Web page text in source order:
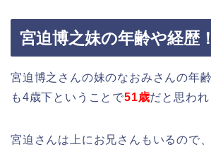
宮迫博之妹の年齢や経歴！
宮迫博之さんの妹のなおみさんの年
も4歳下ということで51歳だと思われ
宮迫さんは上にお兄さんもいるので